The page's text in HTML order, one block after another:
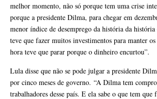
melhor momento, não só porque tem uma crise
porque a presidente Dilma, para chegar em
menor índice de desemprego da história da
teve que fazer muitos investimentos para manter
hora teve que parar porque o dinheiro encurtou”.
Lula disse que não se pode julgar a presidente
por cinco meses de governo. “A Dilma tem
trabalhadores desse país. E ela sabe o que tem que